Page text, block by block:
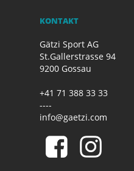
KONTAKT
Gätzi Sport AG
St.Gallerstrasse 94
9200 Gossau
+41 71 388 33 33
----
info@gaetzi.com